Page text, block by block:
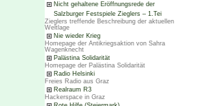
Nicht gehaltene Eröffnungsrede der
Salzburger Festspiele Zieglers – 1.Tei
Zieglers treffende Beschreibung der aktuellen
Weltlage
Nie wieder Krieg
Homepage der Antikriegsaktion von Sahra
Wagenknecht
Palästina Solidarität
Homepage der Palästina Solidarität
Radio Helsinki
Freies Radio aus Graz
Realraum R3
Hackerspace in Graz